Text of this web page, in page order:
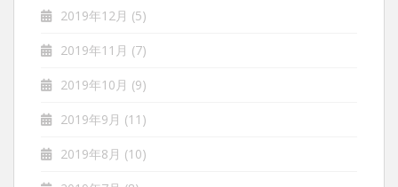
2019年12月 (5)
2019年11月 (7)
2019年10月 (9)
2019年9月 (11)
2019年8月 (10)